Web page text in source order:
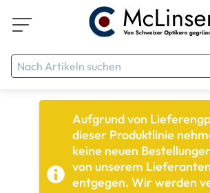
Aufgrund von
dieser Produktlinie
keine neuen
von unserem Lieferanten
entgegen. Wir werden